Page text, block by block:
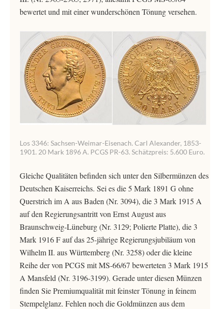
bewertet und mit einer wunderschönen Tönung versehen.
Los 3346: Sachsen-Weimar-Eisenach. Carl Alexander, 1853-
1901. 20 Mark 1896 A. PCGS PR-63. Schätzpreis: 5.600 Euro.
Gleiche Qualitäten befinden sich unter den Silbermünzen des
Deutschen Kaiserreichs. Sei es die 5 Mark 1891 G ohne
Querstrich im A aus Baden (Nr. 3094), die 3 Mark 1915 A
auf den Regierungsantritt von Ernst August aus
Braunschweig-Lüneburg (Nr. 3129; Polierte Platte), die 3
Mark 1916 F auf das 25-jährige Regierungsjubiläum von
Wilhelm II. aus Württemberg (Nr. 3258) oder die kleine
Reihe der von PCGS mit MS-66/67 bewerteten 3 Mark 1915
A Mansfeld (Nr. 3196-3199). Gerade unter diesen Münzen
finden Sie Premiumqualität mit feinster Tönung in feinem
Stempelglanz. Fehlen noch die Goldmünzen aus dem